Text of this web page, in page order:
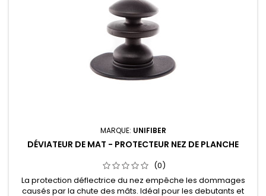
MARQUE: UNIFIBER
DÉVIATEUR DE MAT - PROTECTEUR NEZ DE PLANCHE
(0)
La protection déflectrice du nez empêche les dommages
causés par la chute des mâts. Idéal pour les debutants et